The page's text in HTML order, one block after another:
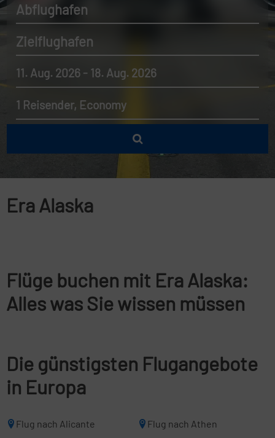
Abflughafen
Zielflughafen
11. Aug. 2026 - 18. Aug. 2026
1 Reisender, Economy
Era Alaska
Flüge buchen mit Era Alaska:
Alles was Sie wissen müssen
Die günstigsten Flugangebote
in Europa
Flug nach Alicante Flug nach Athen